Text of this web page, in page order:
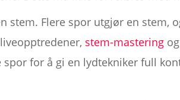
Flere spor utgjør en stem,
stem-mastering
for å gi en lydtekniker full